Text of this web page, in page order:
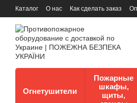
Каталог О нас Как сделать заказ
Документы
Контакты Документы
Огнетушители
Пожарные
шкафы,
щиты,